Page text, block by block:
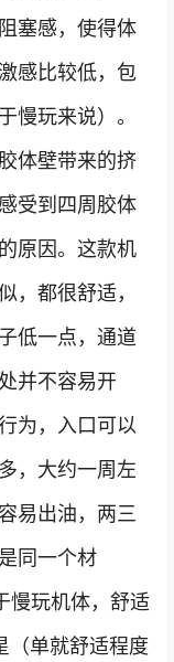
塞感，使得体
感比较低，包
慢玩来说）。
体壁带来的挤
受到四周胶体
原因。这款机
，都很舒适，
低一点，通道
并不容易开
为，入口可以
，大约一周左
易出油，两三
同一个材
慢玩机体，舒适
（单就舒适程度